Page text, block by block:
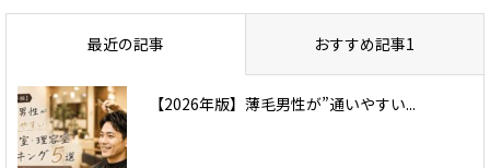
最近の記事 おすすめ記事1
【2026年版】薄毛男性が”通いやすい...